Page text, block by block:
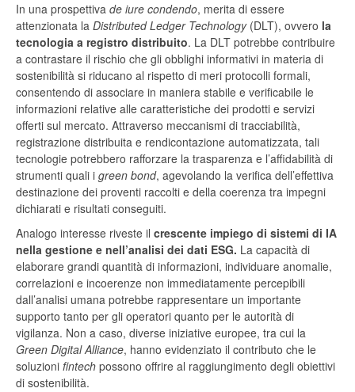
In una prospettiva de iure condendo, merita di essere
attenzionata la Distributed Ledger Technology (DLT), ovvero la
tecnologia a registro distribuito. La DLT potrebbe contribuire
a contrastare il rischio che gli obblighi informativi in materia di
sostenibilità si riducano al rispetto di meri protocolli formali,
consentendo di associare in maniera stabile e verificabile le
informazioni relative alle caratteristiche dei prodotti e servizi
offerti sul mercato. Attraverso meccanismi di tracciabilità,
registrazione distribuita e rendicontazione automatizzata, tali
tecnologie potrebbero rafforzare la trasparenza e l’affidabilità di
strumenti quali i green bond, agevolando la verifica dell’effettiva
destinazione dei proventi raccolti e della coerenza tra impegni
dichiarati e risultati conseguiti.
Analogo interesse riveste il crescente impiego di sistemi di IA
nella gestione e nell’analisi dei dati ESG. La capacità di
elaborare grandi quantità di informazioni, individuare anomalie,
correlazioni e incoerenze non immediatamente percepibili
dall’analisi umana potrebbe rappresentare un importante
supporto tanto per gli operatori quanto per le autorità di
vigilanza. Non a caso, diverse iniziative europee, tra cui la
Green Digital Alliance, hanno evidenziato il contributo che le
soluzioni fintech possono offrire al raggiungimento degli obiettivi
di sostenibilità.